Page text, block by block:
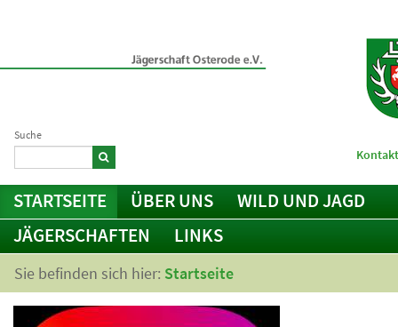
Suche
STARTSEITE ÜBER UNS
WILD UND JAGD
JÄGERSCHAFTEN
LINKS
Sie befinden sich hier: Startseite